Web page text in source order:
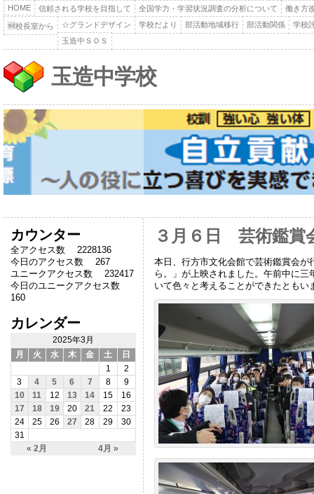
HOME 信頼される学校を目指して 全国学力・学習状況調査の分析について 働き方
🆕校長室から ☆グランドデザイン 学校だより 部活動地域移行 部活動関係
学校
玉造中ＳＯＳ
玉造中学校
カウンター
全アクセス数 2228136
今日のアクセス数 267
ユニークアクセス数 232417
今日のユニークアクセス数
160
カレンダー
2025年3月
月
火 水 木 金 土 日
« 2月 4月 »
1
2
3
4 5 6 7 8
9
10
11 12 13 14 15
16
17
18 19 20 21 22
23
24
25 26 27 28 29
30
31
３月６日 芸術鑑賞
本日、行方市文化会館で芸術鑑賞会
ら。」が上映されました。午前中に
いて色々と考えることができたとも